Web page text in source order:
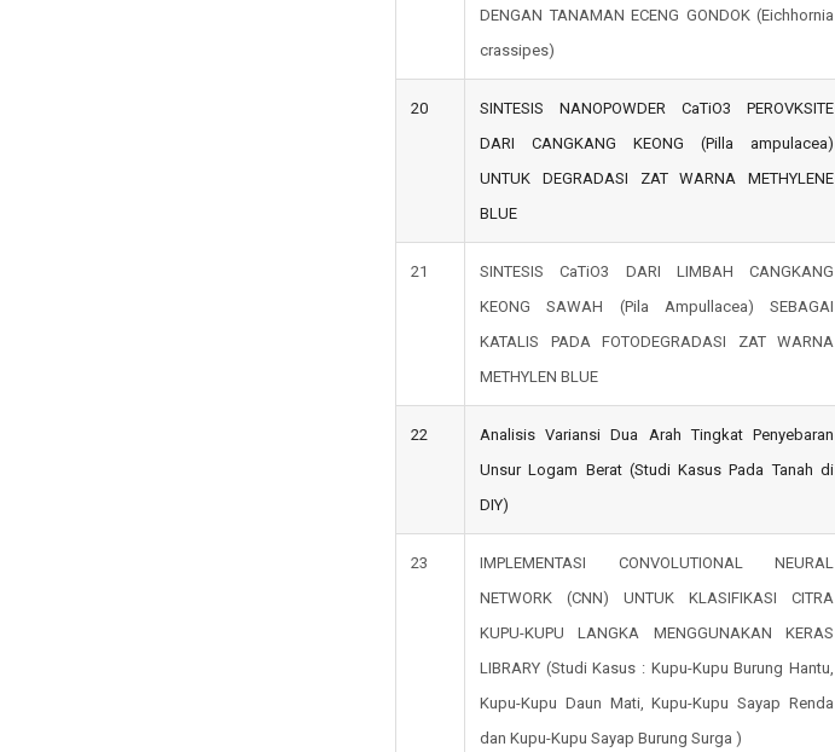
DENGAN TANAMAN ECENG GONDOK (Eichhornia
crassipes)
20
SINTESIS NANOPOWDER CaTiO3 PEROVKSITE
DARI CANGKANG KEONG (Pilla ampulacea)
UNTUK DEGRADASI ZAT WARNA METHYLENE
BLUE
21
SINTESIS CaTiO3 DARI LIMBAH CANGKANG
KEONG SAWAH (Pila Ampullacea) SEBAGAI
KATALIS PADA FOTODEGRADASI ZAT WARNA
METHYLEN BLUE
22
Analisis Variansi Dua Arah Tingkat Penyebaran
Unsur Logam Berat (Studi Kasus Pada Tanah di
DIY)
23
IMPLEMENTASI CONVOLUTIONAL NEURAL
NETWORK (CNN) UNTUK KLASIFIKASI CITRA
KUPU-KUPU LANGKA MENGGUNAKAN KERAS
LIBRARY (Studi Kasus : Kupu-Kupu Burung Hantu,
Kupu-Kupu Daun Mati, Kupu-Kupu Sayap Renda
dan Kupu-Kupu Sayap Burung Surga )